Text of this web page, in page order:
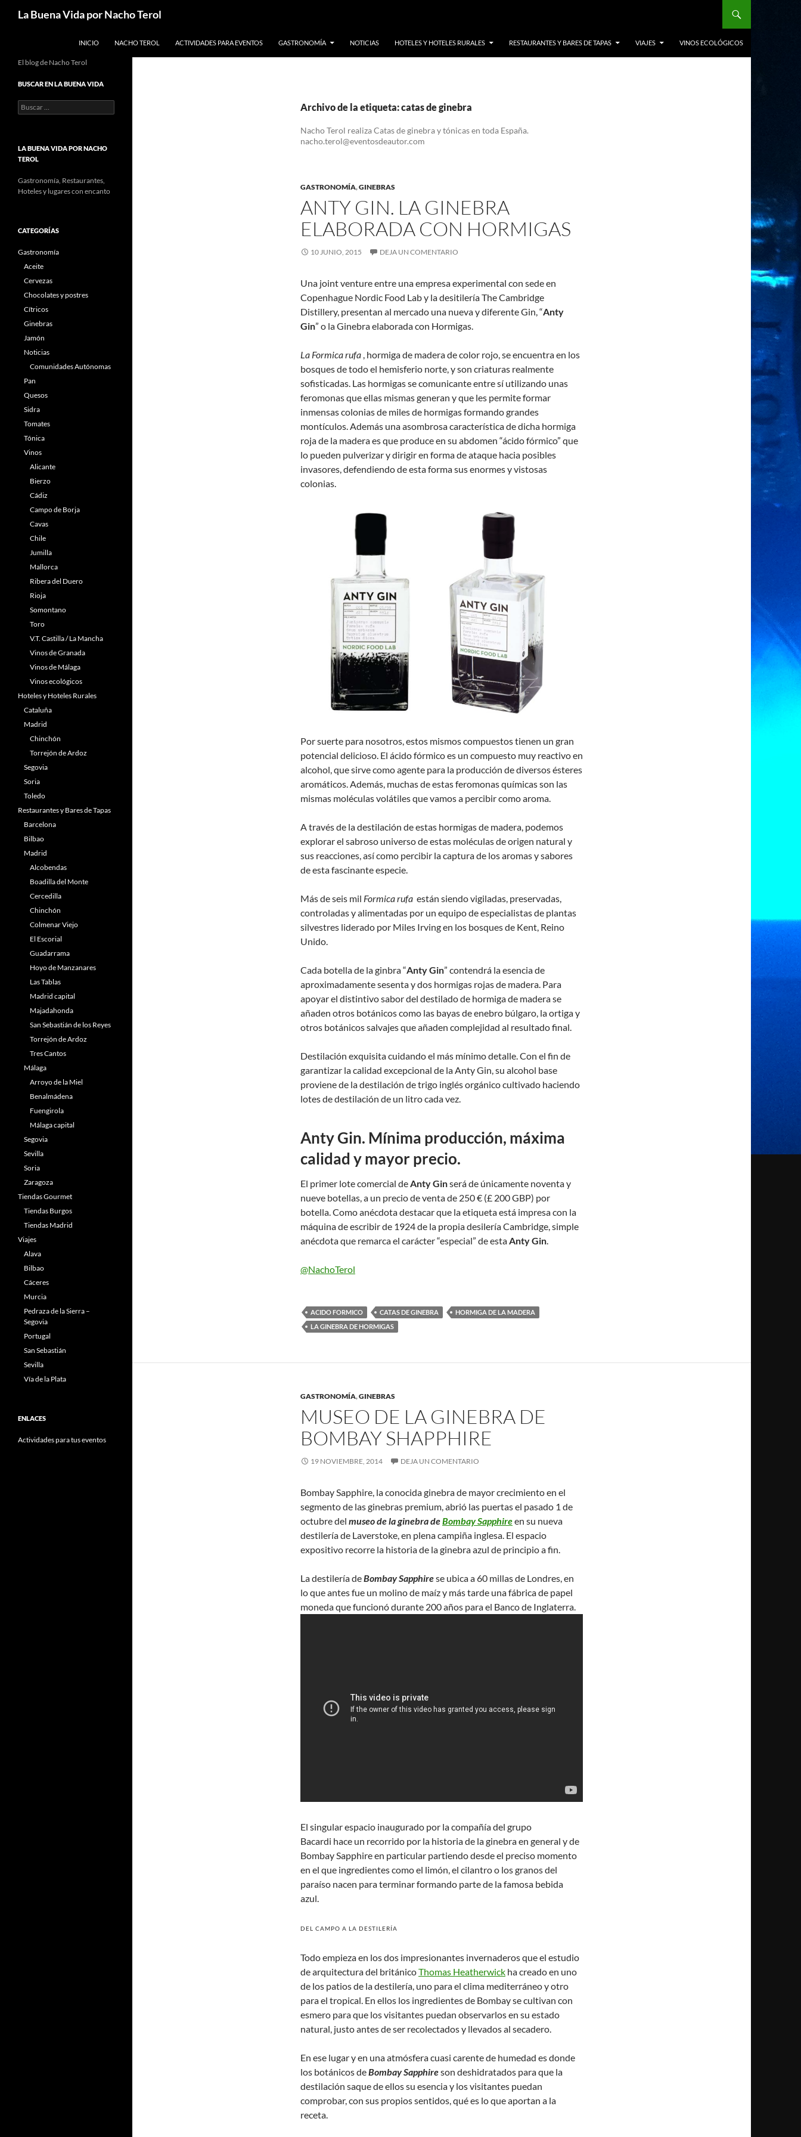
La Buena Vida por Nacho Terol
INICIO NACHO TEROL ACTIVIDADES PARA EVENTOS GASTRONOMÍA NOTICIAS HOTELES Y HOTELES RURALES RESTAURANTES Y BARES DE TAPAS VIAJES VINOS ECOLÓGICOS
Archivo de la etiqueta: catas de ginebra
Nacho Terol realiza Catas de ginebra y tónicas en toda España.
nacho.terol@eventosdeautor.com
GASTRONOMÍA,GINEBRAS
ANTY GIN. LA GINEBRA
ELABORADA CON HORMIGAS
10 JUNIO, 2015 DEJA UN COMENTARIO
Una joint venture entre una empresa experimental con sede en
Copenhague Nordic Food Lab y la desitilería The Cambridge
Distillery, presentan al mercado una nueva y diferente Gin, “Anty
Gin” o la Ginebra elaborada con Hormigas.
La Formica rufa , hormiga de madera de color rojo, se encuentra en los
bosques de todo el hemisferio norte, y son criaturas realmente
sofisticadas. Las hormigas se comunicante entre sí utilizando unas
feromonas que ellas mismas generan y que les permite formar
inmensas colonias de miles de hormigas formando grandes
montículos. Además una asombrosa característica de dicha hormiga
roja de la madera es que produce en su abdomen “ácido fórmico” que
lo pueden pulverizar y dirigir en forma de ataque hacia posibles
invasores, defendiendo de esta forma sus enormes y vistosas
colonias.
Por suerte para nosotros, estos mismos compuestos tienen un gran
potencial delicioso. El ácido fórmico es un compuesto muy reactivo en
alcohol, que sirve como agente para la producción de diversos ésteres
aromáticos. Además, muchas de estas feromonas químicas son las
mismas moléculas volátiles que vamos a percibir como aroma.
A través de la destilación de estas hormigas de madera, podemos
explorar el sabroso universo de estas moléculas de origen natural y
sus reacciones, así como percibir la captura de los aromas y sabores
de esta fascinante especie.
Más de seis mil Formica rufa están siendo vigiladas, preservadas,
controladas y alimentadas por un equipo de especialistas de plantas
silvestres liderado por Miles Irving en los bosques de Kent, Reino
Unido.
Cada botella de la ginbra “Anty Gin” contendrá la esencia de
aproximadamente sesenta y dos hormigas rojas de madera. Para
apoyar el distintivo sabor del destilado de hormiga de madera se
añaden otros botánicos como las bayas de enebro búlgaro, la ortiga y
otros botánicos salvajes que añaden complejidad al resultado final.
Destilación exquisita cuidando el más mínimo detalle. Con el fin de
garantizar la calidad excepcional de la Anty Gin, su alcohol base
proviene de la destilación de trigo inglés orgánico cultivado haciendo
lotes de destilación de un litro cada vez.
Anty Gin. Mínima producción, máxima
calidad y mayor precio.
El primer lote comercial de Anty Ginserá de únicamente noventa y
nueve botellas, a un precio de venta de 250 € (£ 200 GBP) por
botella. Como anécdota destacar que la etiqueta está impresa con la
máquina de escribir de 1924 de la propia desilería Cambridge, simple
anécdota que remarca el carácter “especial” de esta Anty Gin
@NachoTerol
ACIDO FORMICO CATAS DE GINEBRA
HORMIGA DE LA MADERA
LA GINEBRA DE HORMIGAS
GASTRONOMÍA,GINEBRAS
MUSEO DE LA GINEBRA DE
BOMBAY SHAPPHIRE
19 NOVIEMBRE, 2014 DEJA UN COMENTARIO
Bombay Sapphire, la conocida ginebra de mayor crecimiento en el
segmento de las ginebras premium, abrió las puertas el pasado 1 de
octubre del museo de la ginebra deBombay Sapphireen su nueva
destilería de Laverstoke, en plena campiña inglesa. El espacio
expositivo recorre la historia de la ginebra azul de principio a fin.
La destilería deBombay Sapphirese ubica a 60 millas de Londres, en
lo que antes fue un molino de maíz y más tarde una fábrica de papel
moneda que funcionó durante 200 años para el Banco de Inglaterra.
El singular espacio inaugurado por la compañía del grupo
Bacardi hace un recorrido por la historia de la ginebra en general y de
Bombay Sapphire en particular partiendo desde el preciso momento
en el que ingredientes como el limón, el cilantro o los granos del
paraíso nacen para terminar formando parte de la famosa bebida
azul.
DEL CAMPO A LA DESTILERÍA
Todo empieza en los dos impresionantes invernaderos que el estudio
de arquitectura del británicoThomas Heatherwick ha creado en uno
de los patios de la destilería, uno para el clima mediterráneo y otro
para el tropical. En ellos los ingredientes de Bombay se cultivan con
esmero para que los visitantes puedan observarlos en su estado
natural, justo antes de ser recolectados y llevados al secadero.
En ese lugar y en una atmósfera cuasi carente de humedad es donde
los botánicos deBombay Sapphireson deshidratados para que la
destilación saque de ellos su esencia y los visitantes puedan
comprobar, con sus propios sentidos, qué es lo que aportan a la
receta.
El blog de Nacho Terol
BUSCAR EN LA BUENA VIDA
Buscar:
LA BUENA VIDA POR NACHO
TEROL
Gastronomía, Restaurantes,
Hoteles y lugares con encanto
CATEGORÍAS
Gastronomía
Aceite
Cervezas
Chocolates y postres
Cítricos
Ginebras
Jamón
Noticias
Comunidades Autónomas
Pan
Quesos
Sidra
Tomates
Tónica
Vinos
Alicante
Bierzo
Cádiz
Campo de Borja
Cavas
Chile
Jumilla
Mallorca
Ribera del Duero
Rioja
Somontano
Toro
V.T. Castilla / La Mancha
Vinos de Granada
Vinos de Málaga
Vinos ecológicos
Hoteles y Hoteles Rurales
Cataluña
Madrid
Chinchón
Torrejón de Ardoz
Segovia
Soria
Toledo
Restaurantes y Bares de Tapas
Barcelona
Bilbao
Madrid
Alcobendas
Boadilla del Monte
Cercedilla
Chinchón
Colmenar Viejo
El Escorial
Guadarrama
Hoyo de Manzanares
Las Tablas
Madrid capital
Majadahonda
San Sebastián de los Reyes
Torrejón de Ardoz
Tres Cantos
Málaga
Arroyo de la Miel
Benalmádena
Fuengirola
Málaga capital
Segovia
Sevilla
Soria
Zaragoza
Tiendas Gourmet
Tiendas Burgos
Tiendas Madrid
Viajes
Alava
Bilbao
Cáceres
Murcia
Pedraza de la Sierra –
Segovia
Portugal
San Sebastián
Sevilla
Vía de la Plata
ENLACES
Actividades para tus eventos